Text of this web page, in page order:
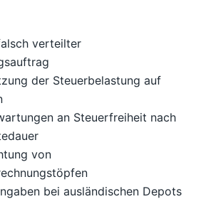
verteilter
der Steuerbelastung auf
an Steuerfreiheit nach
von
bei ausländischen Depots